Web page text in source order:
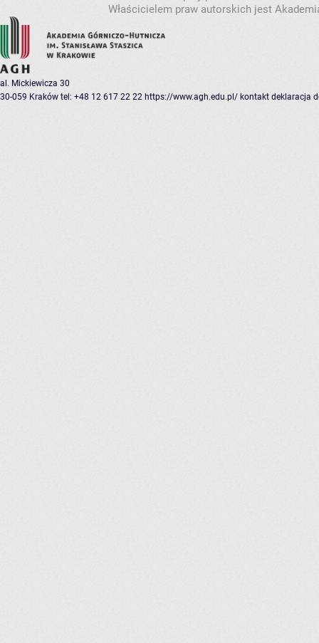
Właścicielem praw autorskich jest
al. Mickiewicza 30
30-059 Kraków tel: +48 12 617 22 22 https://www.agh.edu.pl/ kontakt deklaracja